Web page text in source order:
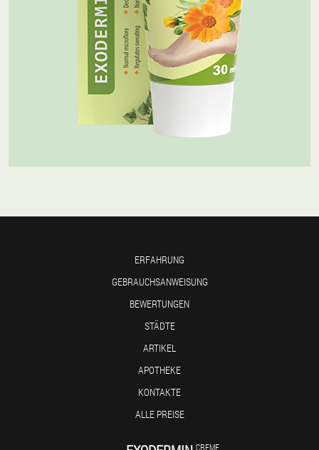
ERFAHRUNG
GEBRAUCHSANWEISUNG
BEWERTUNGEN
STÄDTE
ARTIKEL
APOTHEKE
KONTAKTE
ALLE PREISE
CREME